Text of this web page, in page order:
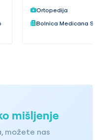
Ortopedija
Bolnica Medicana
mišljenje
možete nas